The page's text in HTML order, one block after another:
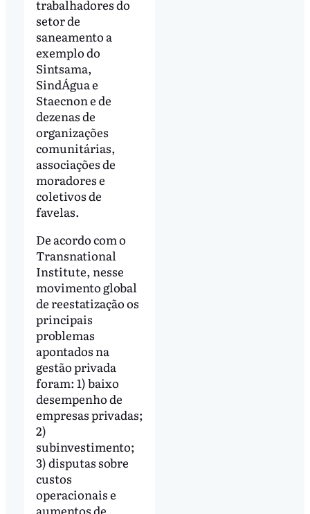
trabalhadores do
setor de
saneamento a
exemplo do
Sintsama,
SindÁgua e
Staecnon e de
dezenas de
organizações
comunitárias,
associações de
moradores e
coletivos de
favelas.
De acordo com o
Transnational
Institute, nesse
movimento global
de reestatização os
principais
problemas
apontados na
gestão privada
foram: 1) baixo
desempenho de
empresas privadas;
2)
subinvestimento;
3) disputas sobre
custos
operacionais e
aumentos de